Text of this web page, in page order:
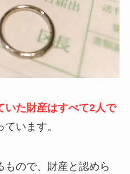
いた財産はすべて2人で
います。
もので、財産と認めら